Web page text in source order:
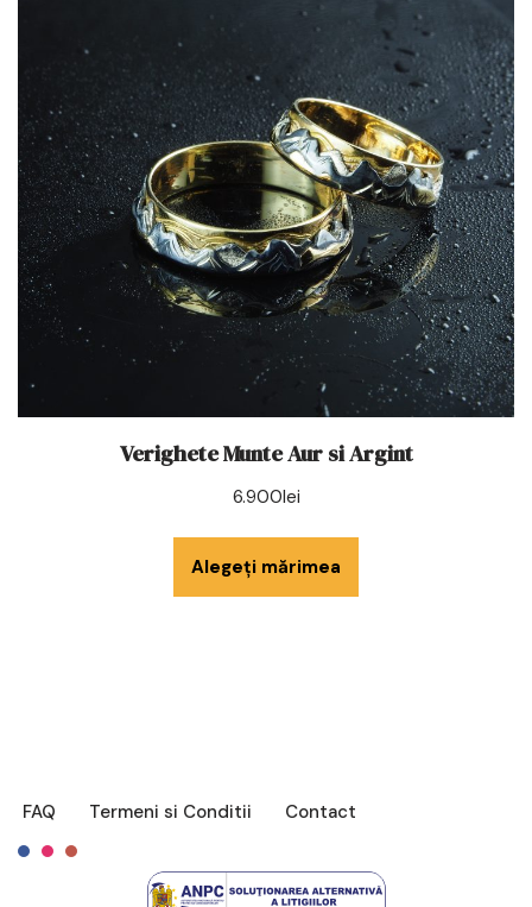
Verighete Munte Aur si Argint
6.900lei
Alegeți mărimea
FAQ Termeni si Conditii Contact